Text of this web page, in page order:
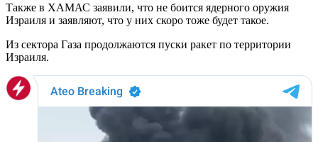
Также в ХАМАС заявили, что не боится ядерного оружия
Израиля и заявляют, что у них скоро тоже будет такое.
Из сектора Газа продолжаются пуски ракет по территории
Израиля.